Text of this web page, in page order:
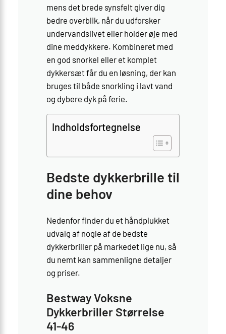
mens det brede synsfelt giver dig
bedre overblik, når du udforsker
undervandslivet eller holder øje med
dine meddykkere. Kombineret med
en god snorkel eller et komplet
dykkersæt får du en løsning, der kan
bruges til både snorkling i lavt vand
og dybere dyk på ferie.
Indholdsfortegnelse
Bedste dykkerbrille til
dine behov
Nedenfor finder du et håndplukket
udvalg af nogle af de bedste
dykkerbriller på markedet lige nu, så
du nemt kan sammenligne detaljer
og priser.
Bestway Voksne
Dykkerbriller Størrelse
41-46